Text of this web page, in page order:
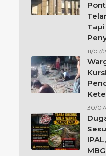
Tapi
11/07/
30/